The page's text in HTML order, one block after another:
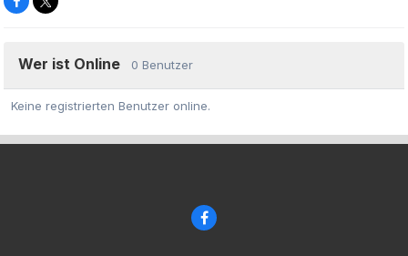
Wer ist Online 0 Benutzer
Keine registrierten Benutzer online.